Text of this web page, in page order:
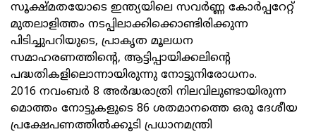
സൂക്ഷ്മതയോടെ ഇന്ത്യയിലെ സവർണ്ണ കോർപ്പറേറ്റ്
മുതലാളിത്തം നടപ്പിലാക്കിക്കൊണ്ടിരിക്കുന്ന
പിടിച്ചുപറിയുടെ, പ്രാകൃത മൂലധന
സമാഹരണത്തിന്റെ, ആട്ടിപ്പായിക്കലിന്റെ
പദ്ധതികളിലൊന്നായിരുന്നു നോട്ടുനിരോധനം.
2016 നവംബർ 8 അർദ്ധരാത്രി നിലവിലുണ്ടായിരുന്ന
മൊത്തം നോട്ടുകളുടെ 86 ശതമാനത്തെ ഒരു ദേശീയ
പ്രക്ഷേപണത്തിൽക്കൂടി പ്രധാനമന്ത്രി